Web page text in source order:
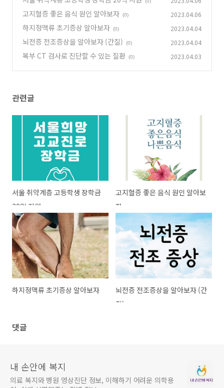
고지혈증 좋은 음식 원인 알아보자 (0) 2023.04.06
하지정맥류 초기증상 알아보자 (0) 2023.04.04
뇌전증 전조증상을 알아보자 (간질) (0) 2023.04.04
복부 CT 검사로 진단할 수 있는 질환 (0) 2023.04.03
관련글
서울 취약계층 고등학생 장학금
20억 지원
고지혈증 좋은 음식 원인 알아보
자
하지정맥류 초기증상 알아보자
뇌전증 전조증상을 알아보자 (간
질)
댓글
내 손안에 복지
의료 복지와 병원 영상진단 정보, 이해하기 어려운 의학용